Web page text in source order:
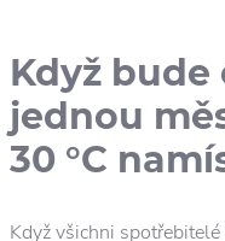
Když bude
jednou
30 °C
Když všichni